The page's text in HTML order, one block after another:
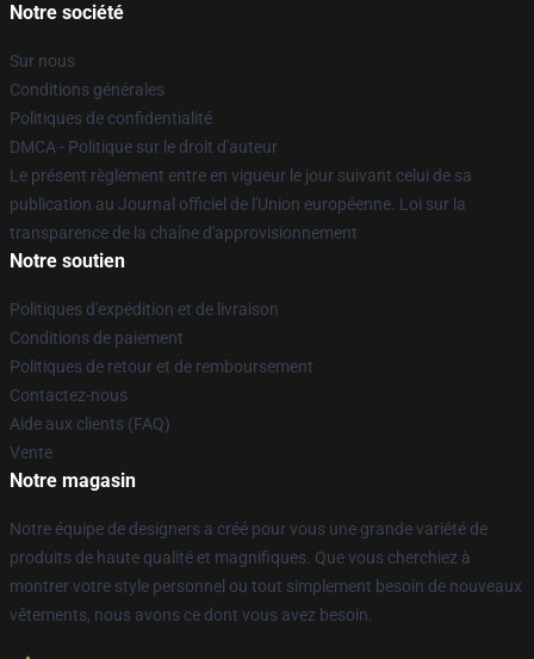
Notre société
Sur nous
Conditions générales
Politiques de confidentialité
DMCA - Politique sur le droit d'auteur
Le présent règlement entre en vigueur le jour suivant celui de sa
publication au Journal officiel de l'Union européenne. Loi sur la
transparence de la chaîne d'approvisionnement
Notre soutien
Politiques d'expédition et de livraison
Conditions de paiement
Politiques de retour et de remboursement
Contactez-nous
Aide aux clients (FAQ)
Vente
Notre magasin
Notre équipe de designers a créé pour vous une grande variété de
produits de haute qualité et magnifiques. Que vous cherchiez à
montrer votre style personnel ou tout simplement besoin de nouveaux
vêtements, nous avons ce dont vous avez besoin.